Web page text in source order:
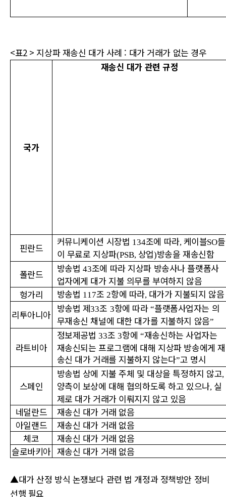
<표2 > 지상파 재송신 대가 사례 : 대가 거래가 없는 경우
국가
재송신 대가 관련 규정
핀란드
커뮤니케이션 시장법 134조에 따라, 케이블SO들
이 무료로 지상파(PSB, 상업)방송을 재송신함
폴란드
방송법 43조에 따라 지상파 방송사나 플랫폼사
업자에게 대가 지불 의무를 부여하지 않음
헝가리
방송법 117조 2항에 따라, 대가가 지불되지 않음
리투아니아
방송법 제33조 3항에 따라 “플랫폼사업자는 의
무재송신 채널에 대한 대가를 지불하지 않음”
라트비아
정보제공법 33조3항에 “재송신하는 사업자는
재송신되는 프로그램에 대해 지상파 방송에게 재
송신 대가 거래를 지불하지 않는다”고 명시
스페인
방송법 상에 지불 주체 및 대상을 특정하지 않고,
양측이 보상에 대해 협의하도록 하고 있으나, 실
제로 대가 거래가 이뤄지지 않고 있음
네덜란드
재송신 대가 거래 없음
아일랜드
재송신 대가 거래 없음
체코
재송신 대가 거래 없음
슬로바키아 재송신 대가 거래 없음
▲대가 산정 방식 논쟁보다 관련 법 개정과 정책방안 정비
선행 필요